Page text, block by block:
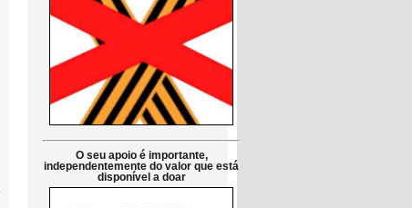
O seu apoio é importante,
independentemente do valor que está
disponível a doar